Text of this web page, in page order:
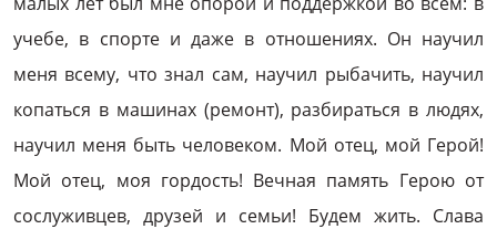
учебе, в спорте и даже в отношениях. Он научил
меня всему, что знал сам, научил рыбачить, научил
копаться в машинах (ремонт), разбираться в людях,
научил меня быть человеком. Мой отец, мой Герой!
Мой отец, моя гордость! Вечная память Герою от
сослуживцев, друзей и семьи! Будем жить. Слава